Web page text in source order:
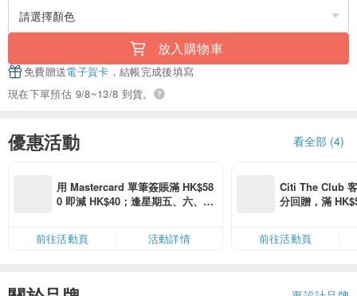
放入購物車
免費贈送電子賀卡 ，結帳完成後填寫
現在下單預估 9/8~13/8 到貨。
優惠活動 看全部 (4)
用 Mastercard 單筆簽賬滿 HK$58
0 即減 HK$40；逢星期五、六、日
卡」結帳）
前往活動頁 活動詳情
Citi The Club
分回贈，滿
前往活動頁